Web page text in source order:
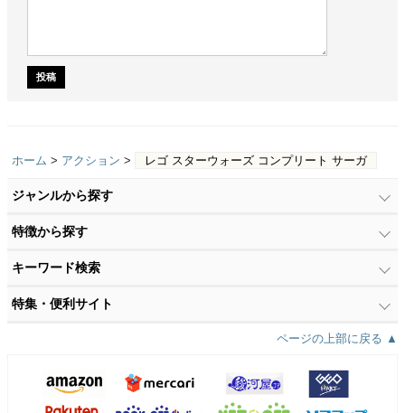
ホーム > アクション > レゴ スターウォーズ コンプリート サーガ
ジャンルから探す
特徴から探す
キーワード検索
特集・便利サイト
ページの上部に戻る ▲